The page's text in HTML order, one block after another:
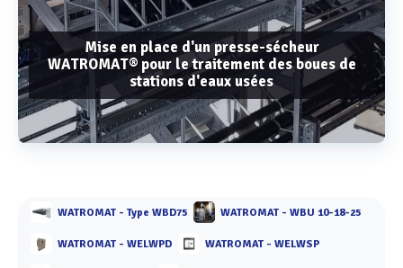
Mise en place d'un presse-sécheur
WATROMAT® pour le traitement des boues de
stations d'eaux usées
Voir plus
WATROMAT - Type WBD75 WATROMAT - WBU 10-18-25
WATROMAT - WELWPD WATROMAT - WELWSP